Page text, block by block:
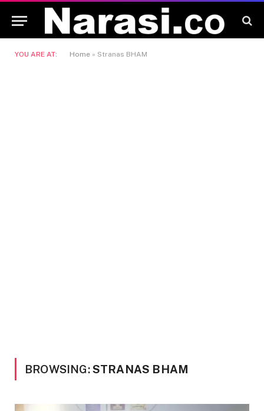
YOU ARE AT: Home » Stranas BHAM
BROWSING:STRANAS BHAM